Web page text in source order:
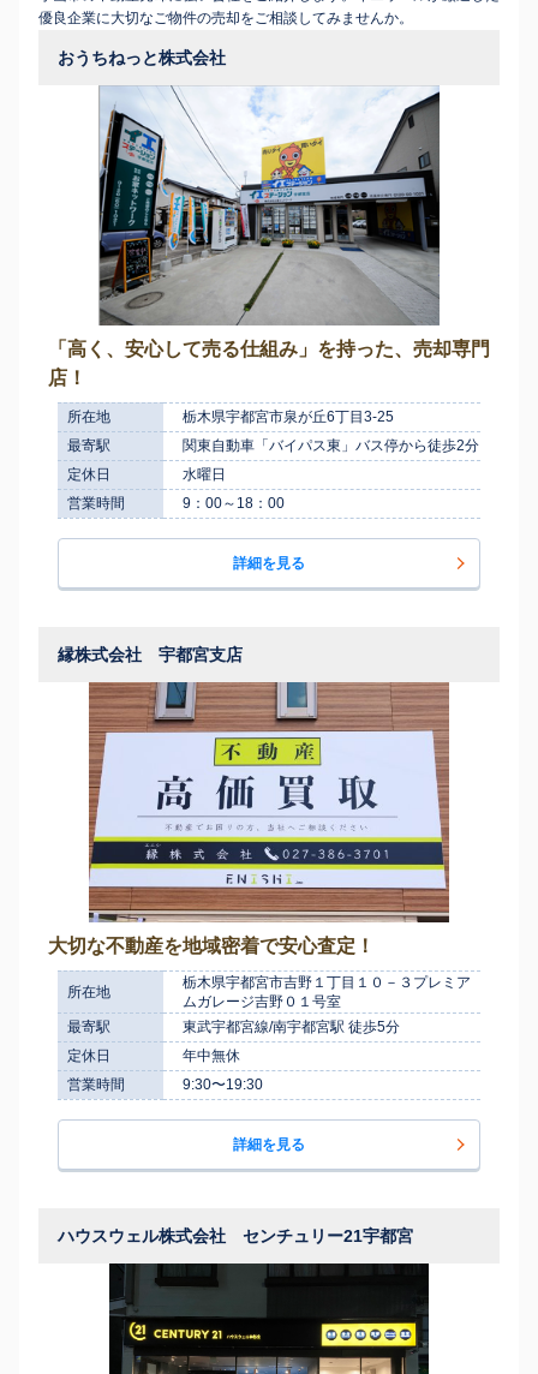
優良企業に大切なご物件の売却をご相談してみませんか。
おうちねっと株式会社
「⾼く、安⼼して売る仕組み」を持った、売却専門
店！
所在地
栃木県宇都宮市泉が丘6丁目3-25
最寄駅
関東自動車「バイパス東」バス停から徒歩2分
定休日
水曜日
営業時間
9：00～18：00
詳細を見る
縁株式会社 宇都宮支店
大切な不動産を地域密着で安心査定！
所在地
栃木県宇都宮市吉野１丁目１０－３プレミア
ムガレージ吉野０１号室
最寄駅
東武宇都宮線/南宇都宮駅 徒歩5分
定休日
年中無休
営業時間
9:30〜19:30
詳細を見る
ハウスウェル株式会社 センチュリー21宇都宮